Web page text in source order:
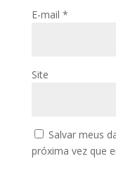
E-mail *
Site
Salvar meus
próxima vez que